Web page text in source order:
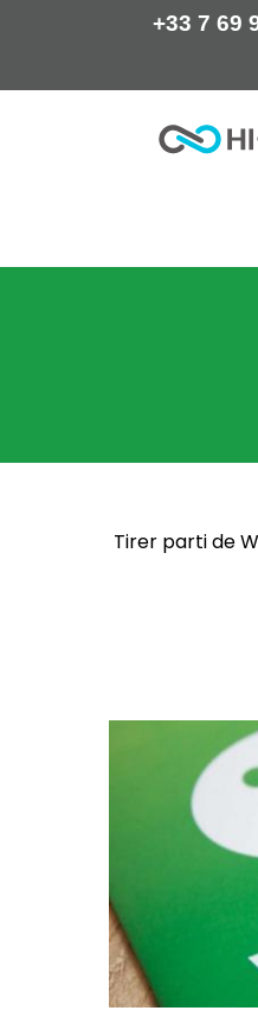
+33 7 69
Tirer parti de